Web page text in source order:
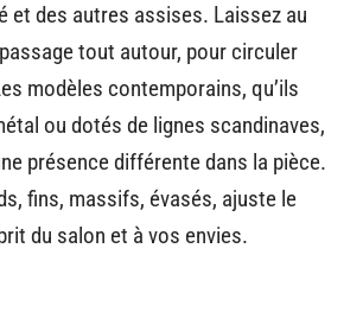
et des autres assises. Laissez au
tout autour, pour circuler
modèles contemporains, qu’ils
ou dotés de lignes scandinaves,
présence différente dans la pièce.
fins, massifs, évasés, ajuste le
du salon et à vos envies.